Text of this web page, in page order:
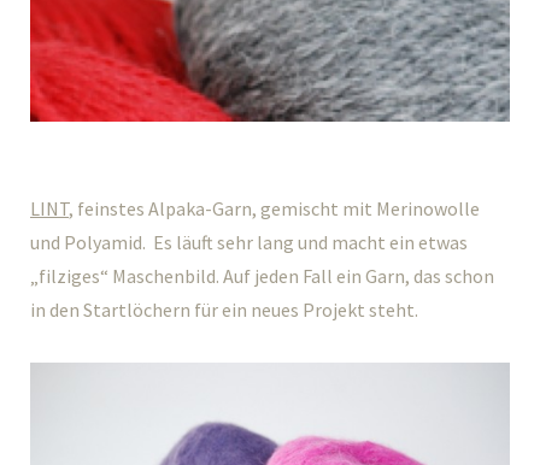
LINT, feinstes Alpaka-Garn, gemischt mit Merinowolle
und Polyamid. Es läuft sehr lang und macht ein etwas
„filziges“ Maschenbild. Auf jeden Fall ein Garn, das schon
in den Startlöchern für ein neues Projekt steht.